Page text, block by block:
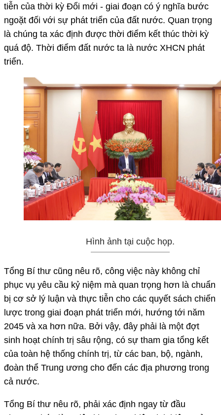
tiễn của thời kỳ Đổi mới - giai đoạn có ý nghĩa bước
ngoặt đối với sự phát triển của đất nước. Quan trọng
là chúng ta xác định được thời điểm kết thúc thời kỳ
quá độ. Thời điểm đất nước ta là nước XHCN phát
triển.
Hình ảnh tại cuộc họp.
Tổng Bí thư cũng nêu rõ, công việc này không chỉ
phục vụ yêu cầu kỷ niệm mà quan trọng hơn là chuẩn
bị cơ sở lý luận và thực tiễn cho các quyết sách chiến
lược trong giai đoạn phát triển mới, hướng tới năm
2045 và xa hơn nữa. Bởi vậy, đây phải là một đợt
sinh hoạt chính trị sâu rộng, có sự tham gia tổng kết
của toàn hệ thống chính trị, từ các ban, bộ, ngành,
đoàn thể Trung ương cho đến các địa phương trong
cả nước.
Tổng Bí thư nêu rõ, phải xác định ngay từ đầu